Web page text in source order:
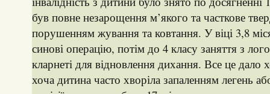
був повне незарощення м’якого та часткове
порушенням жування та ковтання. У віці 3,8
синові операцію, потім до 4 класу заняття з
кларнеті для відновлення дихання. Все це дало
хоча дитина часто хворіла запаленням легень